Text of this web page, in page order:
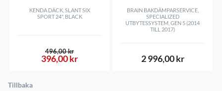
KENDA DÄCK, SLANT SIX
SPORT 24", BLACK
396,00 kr
496,00 kr
BRAIN BAKDÄMPARSERVICE,
SPECIALIZED
UTBYTESSYSTEM, GEN 5 (2014
TILL 2017)
2 996,00 kr
Tillbaka